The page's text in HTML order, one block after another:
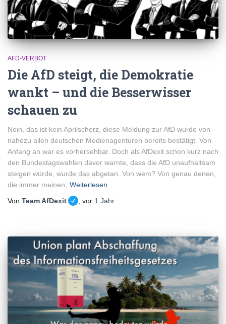
AFD-VERBOT
Die AfD steigt, die Demokratie
wankt – und die Besserwisser
schauen zu
Nein, das ist kein Aprilscherz, diese Meldung zur AfD wurde von
nahezu allen deutschen Medienagenturen bereits bestätigt. Von
Anfang an war es vorhersehbar. Doch als AfDexit schon kurz nach
den Bundestagswahlen davor warnte, dass die AfD unaufhaltsam
steigen würde, wurde das abgetan. Von wem? Von genau denen,
die immer meinen,
Weiterlesen
Von Team AfDexit , vor 1 Jahr